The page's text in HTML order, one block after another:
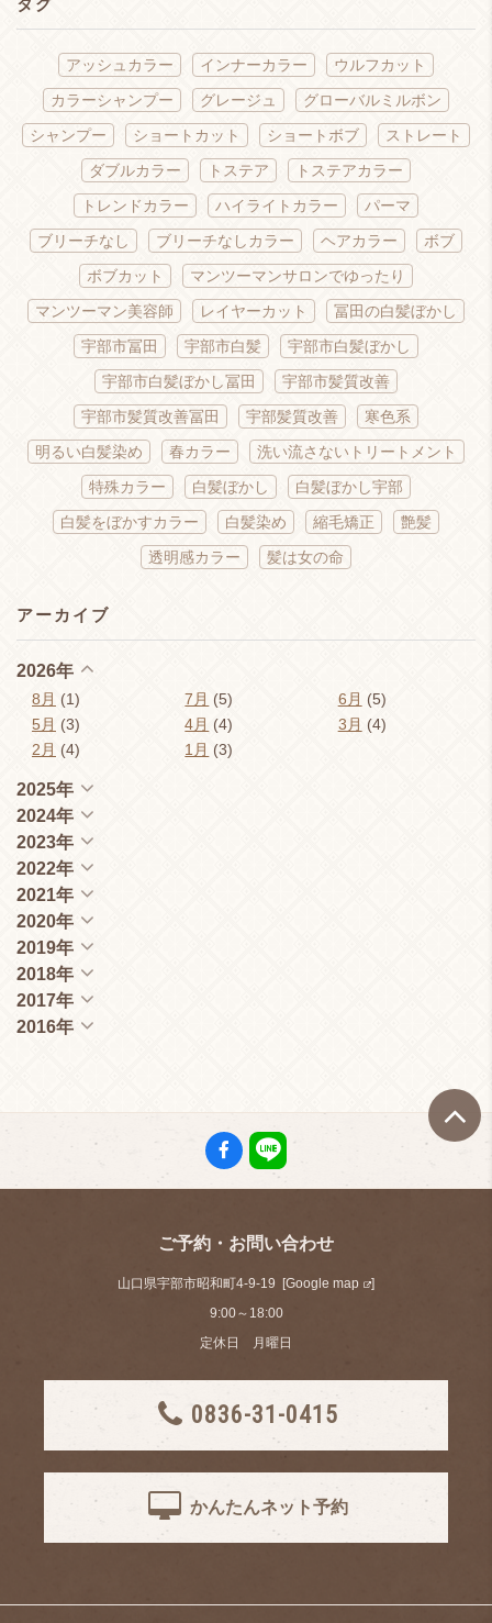
アッシュカラー インナーカラー
ウルフカット
カラーシャンプー
グレージュ
グローバルミルボン
シャンプー
ショートカット ショートボブ
ストレート
ダブルカラー
トステア
トステアカラー
トレンドカラー
ハイライトカラー
パーマ
ブリーチなし
ブリーチなしカラー ヘアカラー
ボブ
ボブカット
マンツーマンサロンでゆったり
マンツーマン美容師
レイヤーカット
冨田の白髪ぼかし
宇部市冨田
宇部市白髪
宇部市白髪ぼかし
宇部市白髪ぼかし冨田
宇部市髪質改善
宇部市髪質改善冨田
宇部髪質改善
寒色系
明るい白髪染め
春カラー
洗い流さないトリートメント
特殊カラー
白髪ぼかし
白髪ぼかし宇部
白髪をぼかすカラー
白髪染め 縮毛矯正
艶髪
透明感カラー
髪は女の命
アーカイブ
2026年
8月 (1) 7月 (5) 6月 (5)
5月 (3) 4月 (4) 3月 (4)
2月 (4) 1月 (3)
2025年
2024年
2023年
2022年
2021年
2020年
2019年
2018年
2017年
2016年
ご予約・お問い合わせ
山口県宇部市昭和町4-9-19 [Google map
]
9:00～18:00
定休日 月曜日
0836-31-0415
かんたんネット予約